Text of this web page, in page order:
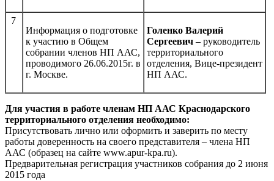
7
Информация о подготовке
к участию в Общем
собрании членов НП ААС,
проводимого 26.06.2015г. в
г. Москве.
Голенко Валерий
Сергеевич – руководитель
территориального
отделения, Вице-президент
НП ААС.
Для участия в работе членам НП ААС Краснодарского
территориального отделения необходимо:
Присутствовать лично или оформить и заверить по месту
работы доверенность на своего представителя – члена НП
ААС (образец на сайте www.apur-kpa.ru).
Предварительная регистрация участников собрания до 2 июня
2015 года